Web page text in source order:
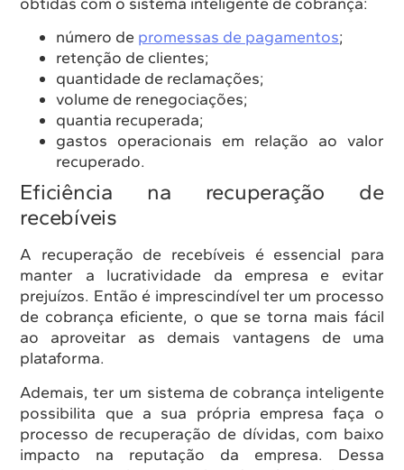
número de promessas de pagamentos;
retenção de clientes;
quantidade de reclamações;
volume de renegociações;
quantia recuperada;
gastos operacionais em relação ao valor
recuperado.
Eficiência na recuperação de
recebíveis
A recuperação de recebíveis é essencial para
manter a lucratividade da empresa e evitar
prejuízos. Então é imprescindível ter um processo
de cobrança eficiente, o que se torna mais fácil
ao aproveitar as demais vantagens de uma
plataforma.
Ademais, ter um sistema de cobrança inteligente
possibilita que a sua própria empresa faça o
processo de recuperação de dívidas, com baixo
impacto na reputação da empresa. Dessa